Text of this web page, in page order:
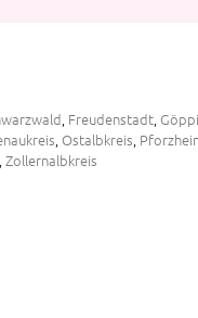
, Freudenstadt,
, Ostalbkreis,
, Zollernalbkreis